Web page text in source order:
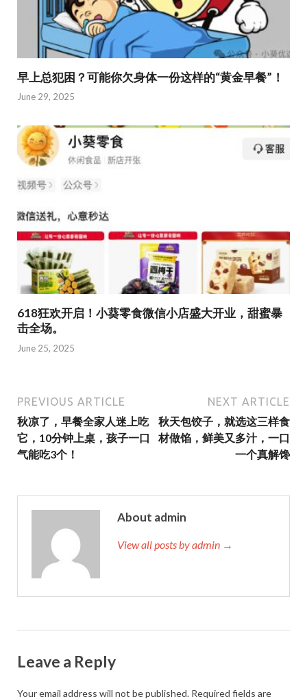
早上总犯困？可能你欠身体一份这样的“黄金早餐”！
June 29, 2025
618狂欢开启！小葵零食微信小店盛大开业，甜蜜暴
击全场。
June 25, 2025
PREVIOUS ARTICLE
秋凉了，早餐全家人迷上吃
它，10分钟上桌，孩子一口
气能吃3个！
NEXT ARTICLE
秋天包饺子，就选这三样食
材做馅，鲜美又多汁，一口
一个真解馋
About admin
View all posts by admin →
Leave a Reply
Your email address will not be published. Required fields are